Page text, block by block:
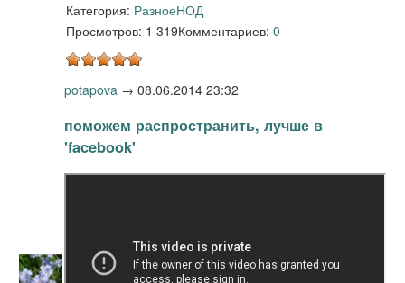
Категория: РазноеНОД
Просмотров: 1 319Комментариев: 0
potapova → 08.06.2014 23:32
поможем распространить, лучше в
'facebook'